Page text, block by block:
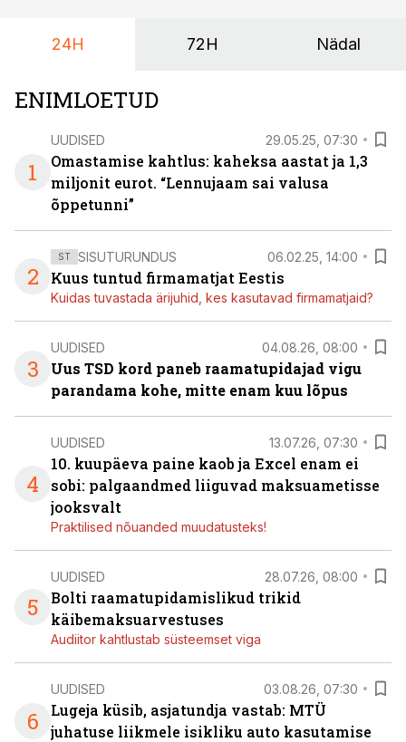
24H 72H Nädal
ENIMLOETUD
1
UUDISED 29.05.25, 07:30
Omastamise kahtlus: kaheksa aastat ja 1,3
miljonit eurot. “Lennujaam sai valusa
õppetunni”
2
ST SISUTURUNDUS 06.02.25, 14:00
Kuus tuntud firmamatjat Eestis
Kuidas tuvastada ärijuhid, kes kasutavad firmamatjaid?
3
UUDISED 04.08.26, 08:00
Uus TSD kord paneb raamatupidajad vigu
parandama kohe, mitte enam kuu lõpus
4
UUDISED 13.07.26, 07:30
10. kuupäeva paine kaob ja Excel enam ei
sobi: palgaandmed liiguvad maksuametisse
jooksvalt
Praktilised nõuanded muudatusteks!
5
UUDISED 28.07.26, 08:00
Bolti raamatupidamislikud trikid
käibemaksuarvestuses
Audiitor kahtlustab süsteemset viga
6
UUDISED 03.08.26, 07:30
Lugeja küsib, asjatundja vastab: MTÜ
juhatuse liikmele isikliku auto kasutamise